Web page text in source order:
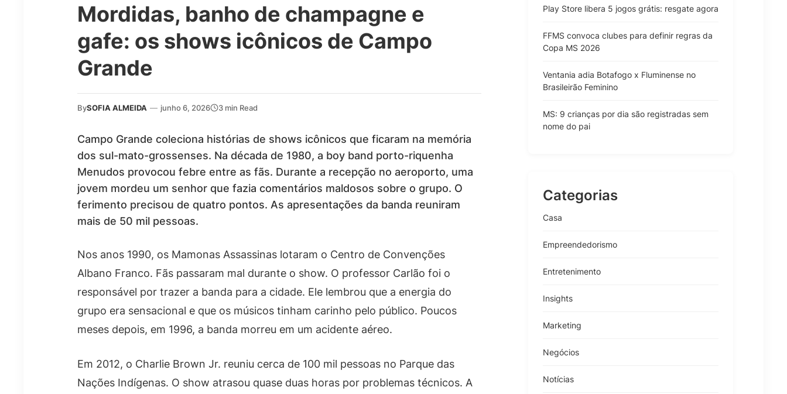
Mordidas, banho de champagne e
gafe: os shows icônicos de Campo
Grande
BySOFIA ALMEIDA — junho 6, 2026 3 min Read
Campo Grande coleciona histórias de shows icônicos que ficaram na memória
dos sul-mato-grossenses. Na década de 1980, a boy band porto-riquenha
Menudos provocou febre entre as fãs. Durante a recepção no aeroporto, uma
jovem mordeu um senhor que fazia comentários maldosos sobre o grupo. O
ferimento precisou de quatro pontos. As apresentações da banda reuniram
mais de 50 mil pessoas.
Nos anos 1990, os Mamonas Assassinas lotaram o Centro de Convenções
Albano Franco. Fãs passaram mal durante o show. O professor Carlão foi o
responsável por trazer a banda para a cidade. Ele lembrou que a energia do
grupo era sensacional e que os músicos tinham carinho pelo público. Poucos
meses depois, em 1996, a banda morreu em um acidente aéreo.
Em 2012, o Charlie Brown Jr. reuniu cerca de 100 mil pessoas no Parque das
Nações Indígenas. O show atrasou quase duas horas por problemas técnicos. A
Play Store libera 5 jogos grátis: resgate agora
FFMS convoca clubes para definir regras da
Copa MS 2026
Ventania adia Botafogo x Fluminense no
Brasileirão Feminino
MS: 9 crianças por dia são registradas sem
nome do pai
Categorias
Casa
Empreendedorismo
Entretenimento
Insights
Marketing
Negócios
Notícias